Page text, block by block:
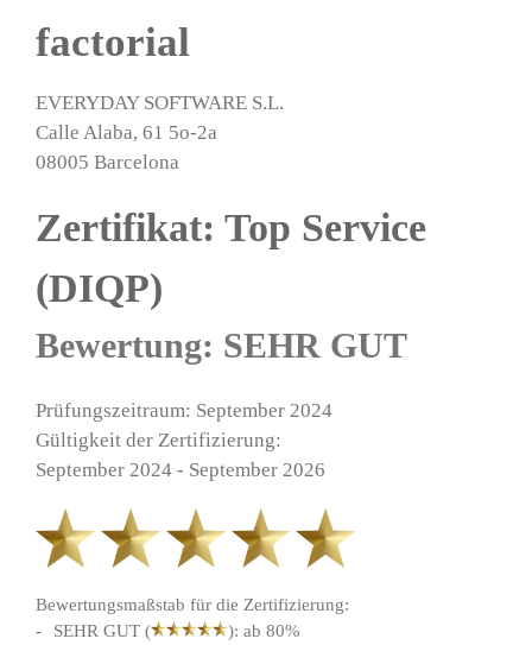
factorial
EVERYDAY SOFTWARE S.L.
Calle Alaba, 61 5o-2a
08005 Barcelona
Zertifikat: Top Service
(DIQP)
Bewertung: SEHR GUT
Prüfungszeitraum: September 2024
Gültigkeit der Zertifizierung:
September 2024 - September 2026
Bewertungsmaßstab für die Zertifizierung:
SEHR GUT (
): ab 80%